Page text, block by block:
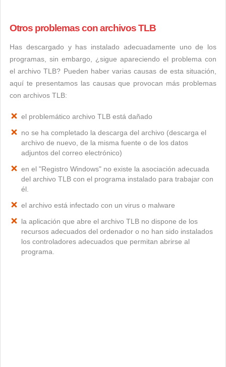
Otros problemas con archivos TLB
Has descargado y has instalado adecuadamente uno de los
programas, sin embargo, ¿sigue apareciendo el problema con
el archivo TLB? Pueden haber varias causas de esta situación,
aquí te presentamos las causas que provocan más problemas
con archivos TLB:
el problemático archivo TLB está dañado
no se ha completado la descarga del archivo (descarga el
archivo de nuevo, de la misma fuente o de los datos
adjuntos del correo electrónico)
en el "Registro Windows" no existe la asociación adecuada
del archivo TLB con el programa instalado para trabajar con
él.
el archivo está infectado con un virus o malware
la aplicación que abre el archivo TLB no dispone de los
recursos adecuados del ordenador o no han sido instalados
los controladores adecuados que permitan abrirse al
programa.